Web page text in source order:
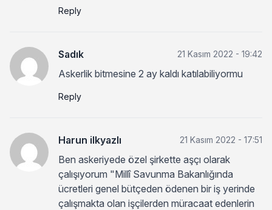
Reply
Sadık 21 Kasım 2022 - 19:42
Askerlik bitmesine 2 ay kaldı katılabiliyormu
Reply
Harun ilkyazlı 21 Kasım 2022 - 17:51
Ben askeriyede özel şirkette aşçı olarak
çalışıyorum "Millî Savunma Bakanlığında
ücretleri genel bütçeden ödenen bir iş yerinde
çalışmakta olan işçilerden müracaat edenlerin